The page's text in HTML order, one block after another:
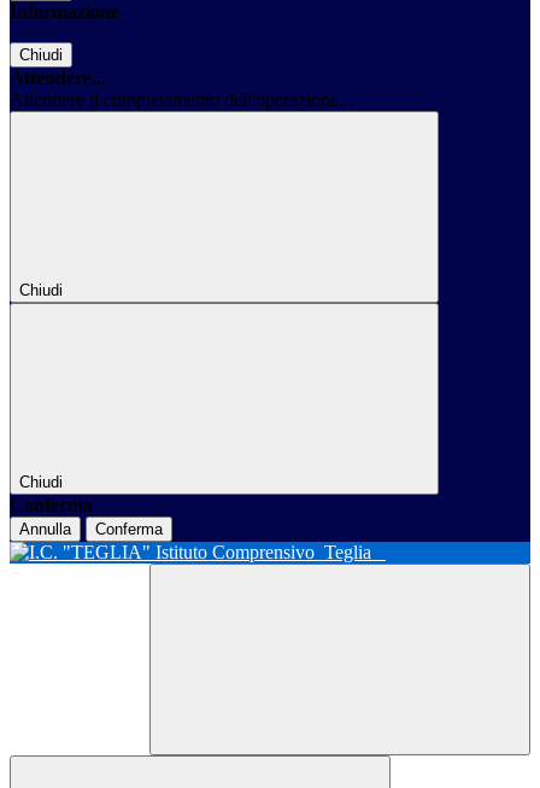
Informazione
Chiudi
Attendere...
Attendere il completamento dell'operazione...
Chiudi
Chiudi
Conferma
Annulla Conferma
Istituto Comprensivo Teglia